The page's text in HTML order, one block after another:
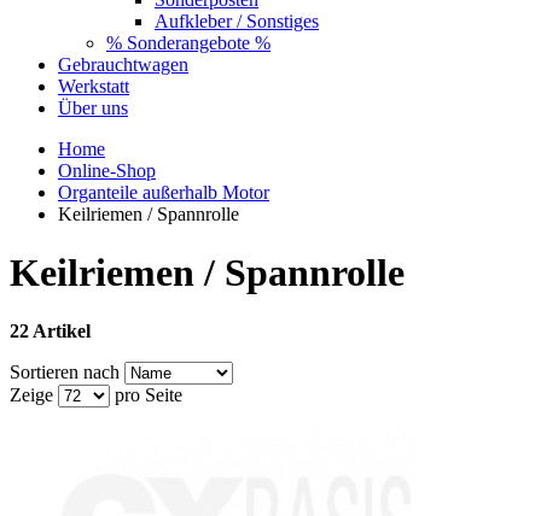
Aufkleber / Sonstiges
% Sonderangebote %
Gebrauchtwagen
Werkstatt
Über uns
Home
Online-Shop
Organteile außerhalb Motor
Keilriemen / Spannrolle
Keilriemen / Spannrolle
22 Artikel
Sortieren nach
Zeige
pro Seite